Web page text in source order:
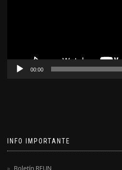
00:00
INFO IMPORTANTE
Boletín REUN